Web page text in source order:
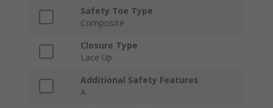
Safety Toe Type
Composite
Closure Type
Lace Up
Additional Safety Features
A